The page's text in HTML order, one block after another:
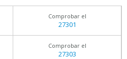
Comprobar el
27301
Comprobar el
27303